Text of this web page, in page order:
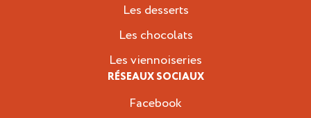
Les desserts
Les chocolats
Les viennoiseries
RÉSEAUX SOCIAUX
Facebook